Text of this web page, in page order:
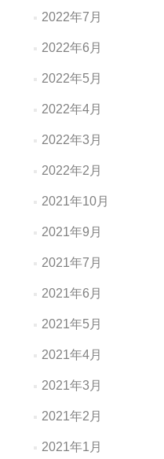
2022年7月
2022年6月
2022年5月
2022年4月
2022年3月
2022年2月
2021年10月
2021年9月
2021年7月
2021年6月
2021年5月
2021年4月
2021年3月
2021年2月
2021年1月